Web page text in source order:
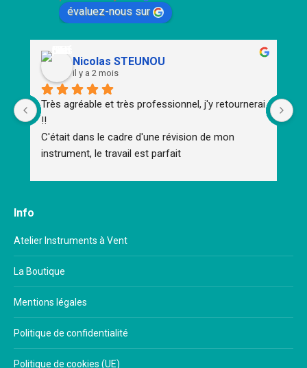
évaluez-nous sur
Nicolas STEUNOU
il y a 2 mois
Très agréable et très professionnel, j'y retournerai
!!
C'était dans le cadre d'une révision de mon
instrument, le travail est parfait
Info
Atelier Instruments à Vent
La Boutique
Mentions légales
Politique de confidentialité
Politique de cookies (UE)